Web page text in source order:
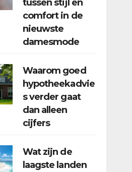
tussen stijl en
comfort in de
nieuwste
damesmode
Waarom goed
hypotheekadvie
s verder gaat
dan alleen
cijfers
Wat zijn de
laagste landen